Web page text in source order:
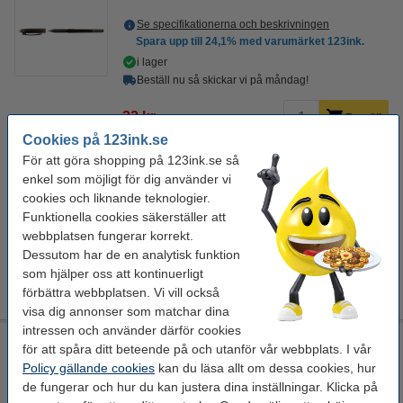
Cookies på 123ink.se
För att göra shopping på 123ink.se så
enkel som möjligt för dig använder vi
cookies och liknande teknologier.
Funktionella cookies säkerställer att
webbplatsen fungerar korrekt.
Dessutom har de en analytisk funktion
som hjälper oss att kontinuerligt
förbättra webbplatsen. Vi vill också
visa dig annonser som matchar dina
intressen och använder därför cookies
för att spåra ditt beteende på och utanför vår webbplats. I vår
Policy gällande cookies kan du läsa allt om dessa cookies, hur
de fungerar och hur du kan justera dina inställningar. Klicka på
Se specifikationerna och beskrivningen
Spara upp till 24,1% med varumärket 123ink.
i lager
Beställ nu så skickar vi på måndag!
22 kr Beställ
Behöver du fler?
för endast
170 kr
Glöm inte att beställa!
Refill kulspetspenna raderbar | 123ink | svart | 3st
Kulspetspenna raderbar | 123ink | röd | 12st
123ink röd röd 0,35 mm